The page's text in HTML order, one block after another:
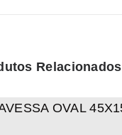
Relacionados